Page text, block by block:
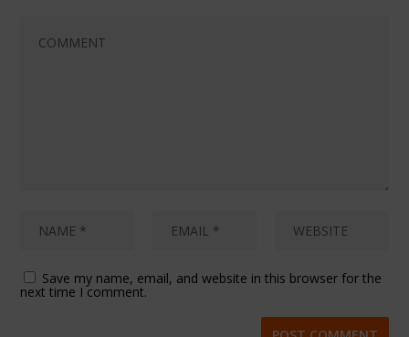
Save my name, email, and website in this browser for the
next time I comment.